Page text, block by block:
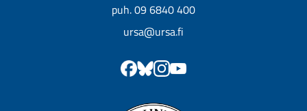
puh. 09 6840 400
ursa@ursa.fi